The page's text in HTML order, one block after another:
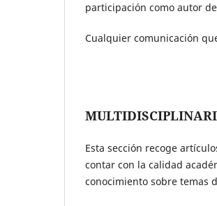
participación como autor
Cualquier comunicación
Esta sección recoge
contar con la calidad
conocimiento sobre temas